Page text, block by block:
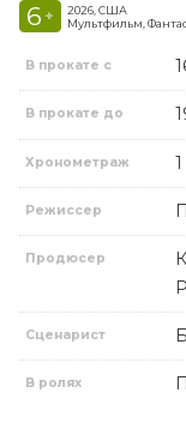
6 +
2026, США
Мультфильм,
В прокате с
В прокате до
Хронометраж
Режиссер
Продюсер
Сценарист
В ролях